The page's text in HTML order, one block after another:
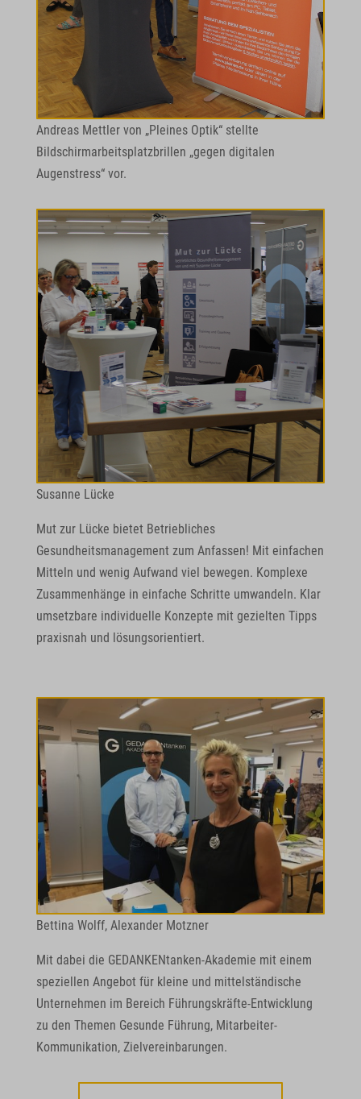
Andreas Mettler von „Pleines Optik“ stellte
Bildschirmarbeitsplatzbrillen „gegen digitalen
Augenstress“ vor.
Susanne Lücke
Mut zur Lücke bietet Betriebliches
Gesundheitsmanagement zum Anfassen! Mit einfachen
Mitteln und wenig Aufwand viel bewegen. Komplexe
Zusammenhänge in einfache Schritte umwandeln. Klar
umsetzbare individuelle Konzepte mit gezielten Tipps
praxisnah und lösungsorientiert.
Bettina Wolff, Alexander Motzner
Mit dabei die GEDANKENtanken-Akademie mit einem
speziellen Angebot für kleine und mittelständische
Unternehmen im Bereich Führungskräfte-Entwicklung
zu den Themen Gesunde Führung, Mitarbeiter-
Kommunikation, Zielvereinbarungen.